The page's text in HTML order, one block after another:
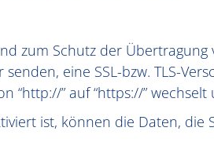
zum Schutz der
eine SSL-bzw. TLS-
“http://” auf “https://”
ist, können die Daten,